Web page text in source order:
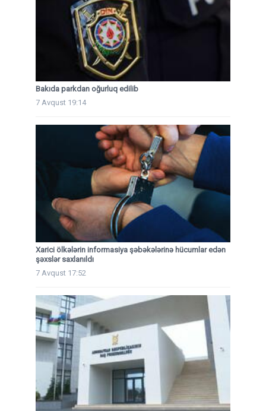
Bakıda parkdan oğurluq edilib
7 Avqust 19:14
Xarici ölkələrin informasiya şəbəkələrinə hücumlar edən
şəxslər saxlanıldı
7 Avqust 17:52